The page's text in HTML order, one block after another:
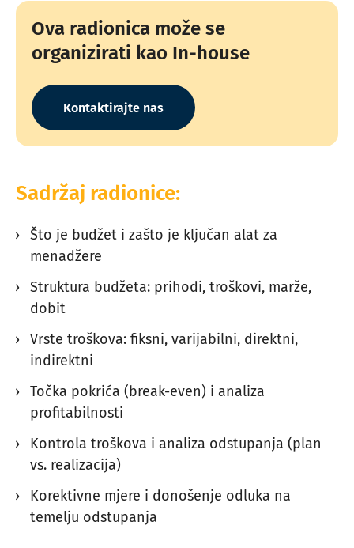
Ova radionica može se
organizirati kao In-house
Kontaktirajte nas
Sadržaj radionice:
Što je budžet i zašto je ključan alat za
menadžere
Struktura budžeta: prihodi, troškovi, marže,
dobit
Vrste troškova: fiksni, varijabilni, direktni,
indirektni
Točka pokrića (break-even) i analiza
profitabilnosti
Kontrola troškova i analiza odstupanja (plan
vs. realizacija)
Korektivne mjere i donošenje odluka na
temelju odstupanja